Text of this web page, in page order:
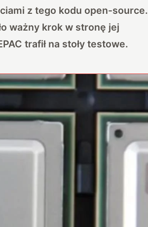
z tego kodu open-source.
ważny krok w stronę jej
trafił na stoły testowe.